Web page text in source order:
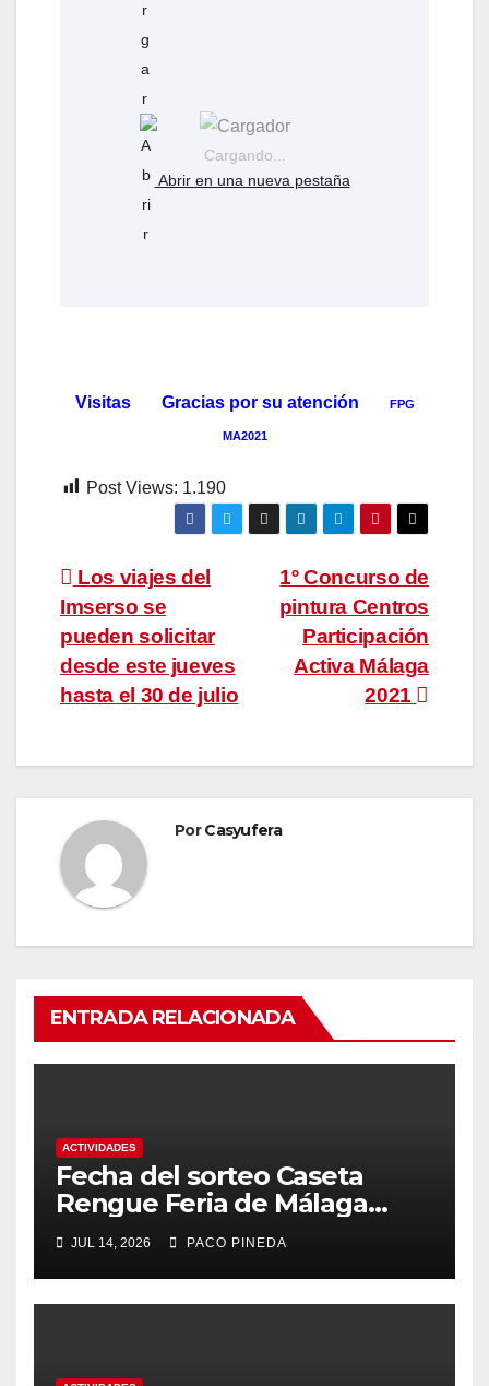
Cargando...
Abrir en una nueva pestaña
Visitas Gracias por su atención FPG
MA2021
Post Views: 1.190
Navegación
de
entradas
1º Concurso de
pintura Centros
Participación
Activa Málaga
2021
Los viajes del
Imserso se
pueden solicitar
desde este jueves
hasta el 30 de julio
PorCasyufera
ENTRADA RELACIONADA
ACTIVIDADES
Fecha del sorteo Caseta
Rengue Feria de Málaga
2026
JUL 14, 2026 PACO PINEDA